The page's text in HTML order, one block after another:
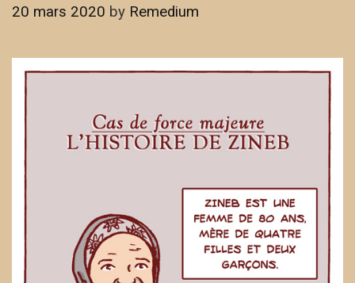
20 mars 2020 by Remedium